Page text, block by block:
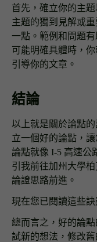
首先，確立你的主
主題的獨到見解或
一點。範例和問題
可能明確具體時，
引導你的文章。
結論
以上就是關於論點
立一個好的論點，
論點就像 I-5 高速公
引我前往加州大學
論證思路前進。
現在您已閱讀這些
總而言之，好的論
試新的想法，修改